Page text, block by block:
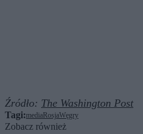
Źródło: The Washington Post
Tagi:mediaRosjaWęgry
Zobacz również